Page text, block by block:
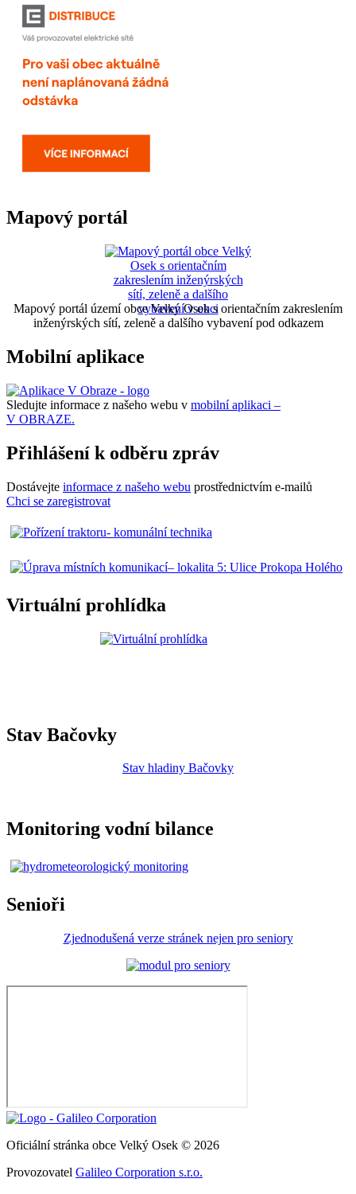
Mapový portál
Mapový portál území obce Velký Osek s orientačním zakreslením
inženýrských sítí, zeleně a dalšího vybavení pod odkazem
Mobilní aplikace
Sledujte informace z našeho webu v mobilní aplikaci –
V OBRAZE.
Přihlášení k odběru zpráv
Dostávejte informace z našeho webu prostřednictvím e-mailů
Chci se zaregistrovat
Virtuální prohlídka
Stav Bačovky
Stav hladiny Bačovky
Monitoring vodní bilance
Senioři
Zjednodušená verze stránek nejen pro seniory
Oficiální stránka obce Velký Osek © 2026
Provozovatel Galileo Corporation s.r.o.